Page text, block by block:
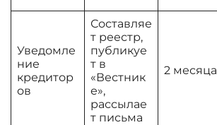
Уведомле
ние
кредитор
ов
Составляе
т реестр,
публикуе
т в
«Вестник
е»,
рассылае
т письма
2 месяца